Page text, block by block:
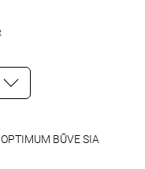
OPTIMUM BŪVE SIA